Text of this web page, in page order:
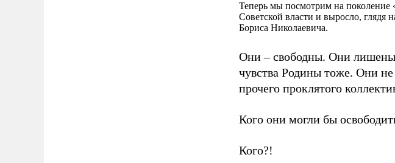
Теперь мы посмотрим на поколение
Советской власти и выросло,
Бориса Николаевича.
Они – свободны. Они лишены
чувства Родины тоже. Они
прочего проклятого
Кого они могли бы
Кого?!